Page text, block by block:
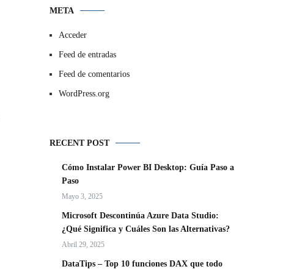
META
Acceder
Feed de entradas
Feed de comentarios
WordPress.org
RECENT POST
Cómo Instalar Power BI Desktop: Guía Paso a
Paso
Mayo 3, 2025
Microsoft Descontinúa Azure Data Studio:
¿Qué Significa y Cuáles Son las Alternativas?
Abril 29, 2025
DataTips – Top 10 funciones DAX que todo